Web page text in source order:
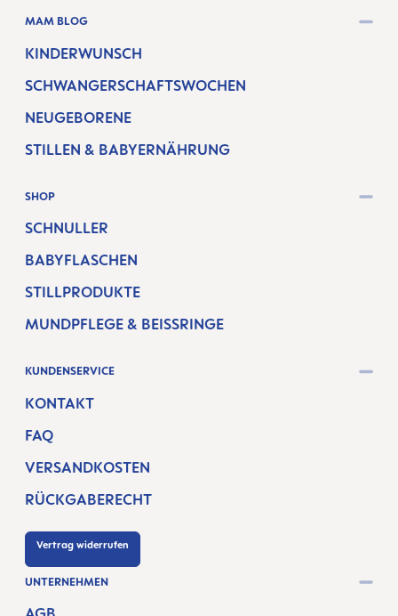
MAM BLOG
KINDERWUNSCH
SCHWANGERSCHAFTSWOCHEN
NEUGEBORENE
STILLEN & BABYERNÄHRUNG
SHOP
SCHNULLER
BABYFLASCHEN
STILLPRODUKTE
MUNDPFLEGE & BEISSRINGE
KUNDENSERVICE
KONTAKT
FAQ
VERSANDKOSTEN
RÜCKGABERECHT
Vertrag widerrufen
UNTERNEHMEN